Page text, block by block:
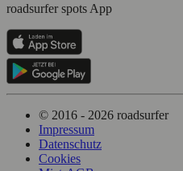
roadsurfer spots App
© 2016 - 2026 roadsurfer
Impressum
Datenschutz
Cookies